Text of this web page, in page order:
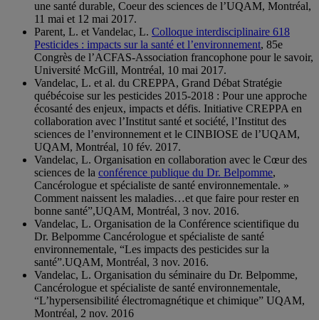
une santé durable, Coeur des sciences de l’UQAM, Montréal,
11 mai et 12 mai 2017.
Parent, L. et Vandelac, L. Colloque interdisciplinaire 618
Pesticides : impacts sur la santé et l’environnement, 85e
Congrès de l’ACFAS-Association francophone pour le savoir,
Université McGill, Montréal, 10 mai 2017.
Vandelac, L. et al. du CREPPA, Grand Débat Stratégie
québécoise sur les pesticides 2015-2018 : Pour une approche
écosanté des enjeux, impacts et défis. Initiative CREPPA en
collaboration avec l’Institut santé et société, l’Institut des
sciences de l’environnement et le CINBIOSE de l’UQAM,
UQAM, Montréal, 10 fév. 2017.
Vandelac, L. Organisation en collaboration avec le Cœur des
sciences de la conférence publique du Dr. Belpomme,
Cancérologue et spécialiste de santé environnementale. »
Comment naissent les maladies…et que faire pour rester en
bonne santé”,UQAM, Montréal, 3 nov. 2016.
Vandelac, L. Organisation de la Conférence scientifique du
Dr. Belpomme Cancérologue et spécialiste de santé
environnementale, “Les impacts des pesticides sur la
santé”.UQAM, Montréal, 3 nov. 2016.
Vandelac, L. Organisation du séminaire du Dr. Belpomme,
Cancérologue et spécialiste de santé environnementale,
“L’hypersensibilité électromagnétique et chimique” UQAM,
Montréal, 2 nov. 2016